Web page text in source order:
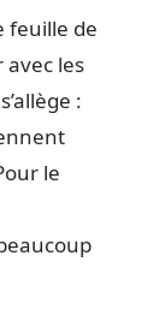
feuille de
avec les
:
le